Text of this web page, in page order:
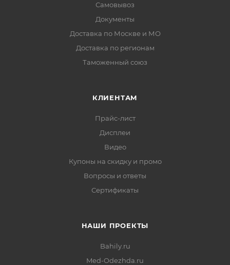
Самовывоз
Документы
Доставка по Москве и МО
Доставка по регионам
Таможенный союз
КЛИЕНТАМ
Прайс-лист
Дисплеи
Видео
Купоны на скидку и промо
Вопросы и ответы
Сертификаты
НАШИ ПРОЕКТЫ
Bahily.ru
Med-Odezhda.ru